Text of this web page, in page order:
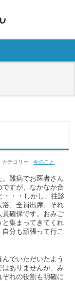
カテゴリー :今のこと
難病でお医者さん
すが、なかなか合
・・・しかし、往診
浴、全員出席、それ
員確保です。おみご
と集まってきてくれ
分も頑張って行こ
でいただいたよう
ありませんが、み
れの役割も明確に